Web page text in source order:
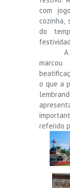
com
cozinha,
do
o que a
referido